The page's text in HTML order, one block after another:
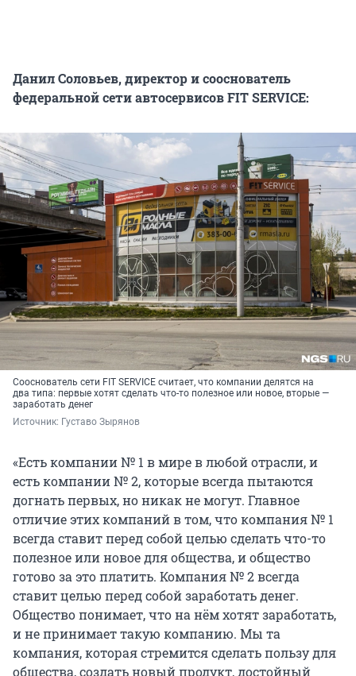
Данил Соловьев, директор и сооснователь
федеральной сети автосервисов FIT SERVICE:
Сооснователь сети FIT SERVICE считает, что компании делятся на
два типа: первые хотят сделать что-то полезное или новое, вторые —
заработать денег
Источник: Густаво Зырянов
«Есть компании № 1 в мире в любой отрасли, и
есть компании № 2, которые всегда пытаются
догнать первых, но никак не могут. Главное
отличие этих компаний в том, что компания № 1
всегда ставит перед собой целью сделать что-то
полезное или новое для общества, и общество
готово за это платить. Компания № 2 всегда
ставит целью перед собой заработать денег.
Общество понимает, что на нём хотят заработать,
и не принимает такую компанию. Мы та
компания, которая стремится сделать пользу для
общества, создать новый продукт, достойный